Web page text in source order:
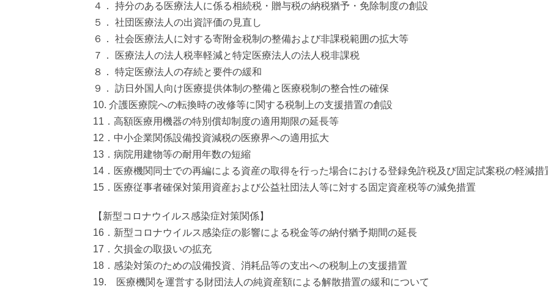
４．
持分のある医療法人に係る相続税・贈与税の納税猶予・免除制度の創設
５．
社団医療法人の出資評価の見直し
６．
社会医療法人に対する寄附金税制の整備および非課税範囲の拡大等
７．
医療法人の法人税率軽減と特定医療法人の法人税非課税
８．
特定医療法人の存続と要件の緩和
９．
訪日外国人向け医療提供体制の整備と医療税制の整合性の確保
10. 介護医療院への転換時の改修等に関する税制上の支援措置の創設
11．高額医療用機器の特別償却制度の適用期限の延長等
12．中小企業関係設備投資減税の医療界への適用拡大
13．病院用建物等の耐用年数の短縮
14．医療機関同士での再編による資産の取得を行った場合における登録免許税及び固定試案税の軽減措
15．医療従事者確保対策用資産および公益社団法人等に対する固定資産税等の減免措置
【新型コロナウイルス感染症対策関係】
16．新型コロナウイルス感染症の影響による税金等の納付猶予期間の延長
17．欠損金の取扱いの拡充
18．感染対策のための設備投資、消耗品等の支出への税制上の支援措置
19. 医療機関を運営する財団法人の純資産額による解散措置の緩和について